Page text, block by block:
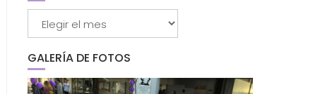
GALERÍA DE FOTOS